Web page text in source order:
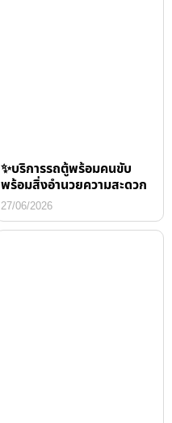
✨บริการรถตู้พร้อมคนขับ
พร้อมสิ่งอำนวยความสะดวก
27/06/2026